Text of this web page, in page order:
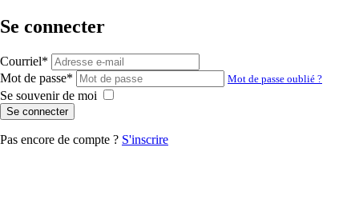
Se connecter
Courriel*
Mot de passe* Mot de passe oublié ?
Se souvenir de moi
Se connecter
Pas encore de compte ? S'inscrire